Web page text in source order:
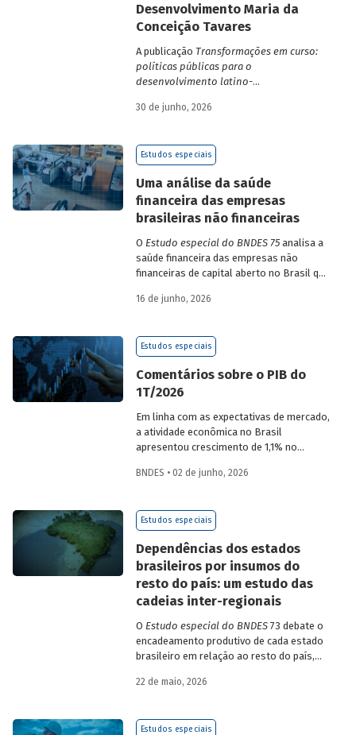
Desenvolvimento Maria da
Conceição Tavares
A publicação Transformações em curso:
políticas públicas para o
desenvolvimento latino-
da Escola de Governo e Desenvolvimento
30 de junho, 2026
Estudos especiais
Uma análise da saúde
financeira das empresas
brasileiras não financeiras
O Estudo especial do BNDES 75analisa a
saúde financeira das empresas não
financeiras de capital aberto no Brasil que
valores. Para isso, parte de uma amostra
dimensões: lucratividade, solvência,
16 de junho, 2026
Estudos especiais
Comentários sobre o PIB do
1T/2026
Em linha com as expectativas de mercado,
a atividade econômica no Brasil
apresentou crescimento de 1,1% no
imediatamente anterior, na série ajustada
próximos meses no
BNDES • 02 de junho, 2026
Estudos especiais
Dependências dos estados
brasileiros por insumos do
resto do país: um estudo das
cadeias inter-regionais
O Estudo especial do BNDES73 debate o
encadeamento produtivo de cada estado
brasileiro em relação ao resto do país,
quanto o estímulo a um estado ou setor
metodologia de construção de matrizes
22 de maio, 2026
Estudos especiais